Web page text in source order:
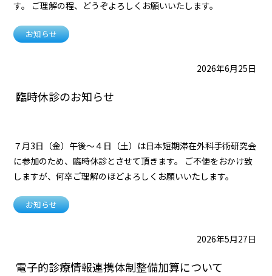
す。 ご理解の程、どうぞよろしくお願いいたします。
お知らせ
臨時休診のお知らせ
2026年6月25日
７月3日（金）午後〜４日（土）は日本短期滞在外科手術研究会
に参加のため、臨時休診とさせて頂きます。 ご不便をおかけ致
しますが、何卒ご理解のほどよろしくお願いいたします。
お知らせ
電子的診療情報連携体制整備加算について
2026年5月27日